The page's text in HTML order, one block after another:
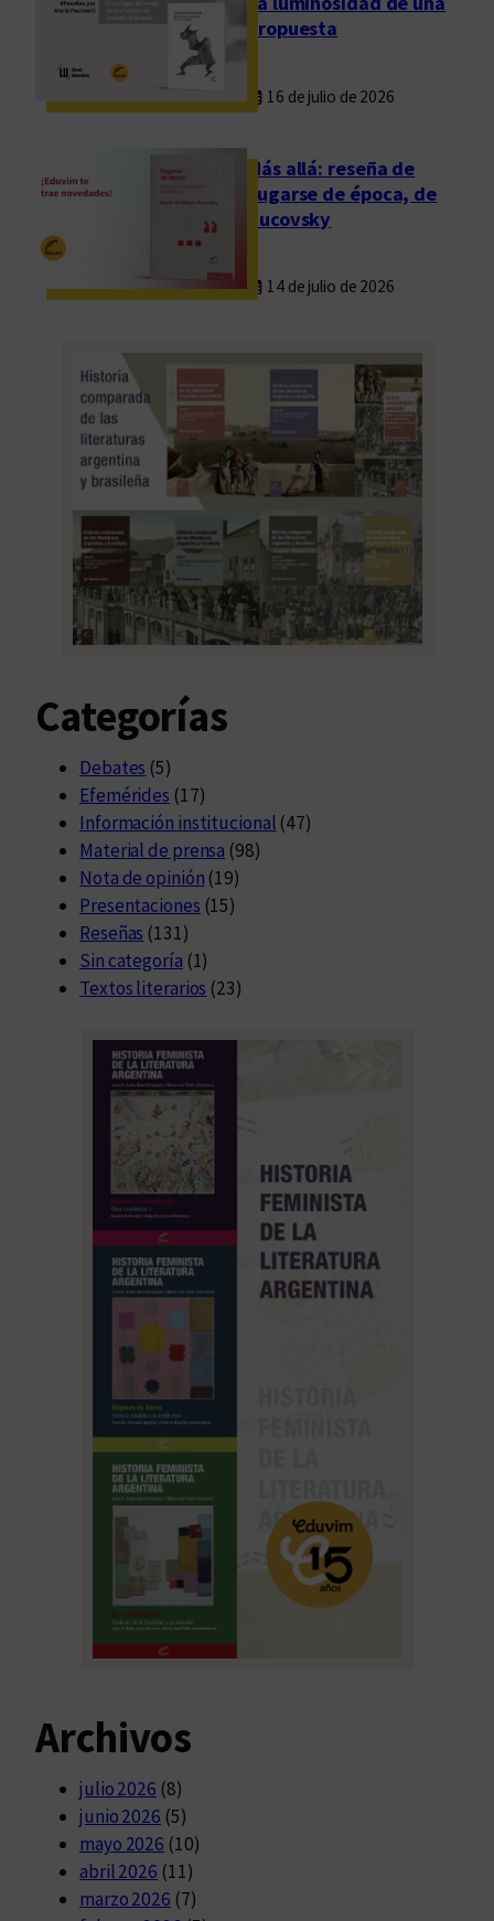
propuesta
16 de julio de 2026
Más allá: reseña de
Fugarse de época, de
Rucovsky
14 de julio de 2026
Categorías
Debates (5)
Efemérides (17)
Información institucional (47)
Material de prensa (98)
Nota de opinión (19)
Presentaciones (15)
Reseñas (131)
Sin categoría (1)
Textos literarios (23)
Archivos
julio 2026 (8)
junio 2026 (5)
mayo 2026 (10)
abril 2026 (11)
marzo 2026 (7)